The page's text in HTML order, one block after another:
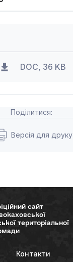
DOC, 36 KB
Поділитися:
Версія для друку
сайт
територіальної
Контакти